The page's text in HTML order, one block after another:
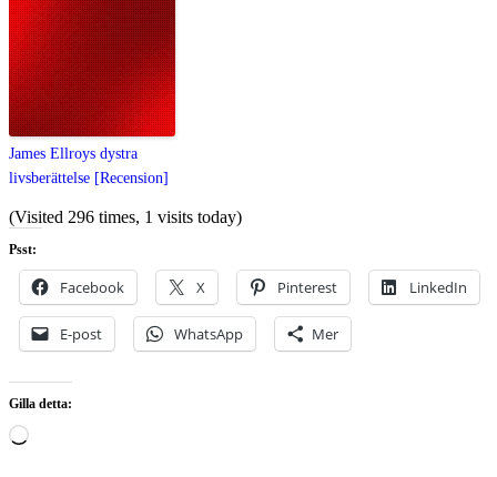
James Ellroys dystra
livsberättelse [Recension]
(Visited 296 times, 1 visits today)
Psst:
Facebook X Pinterest LinkedIn
E-post WhatsApp Mer
Gilla detta:
Laddar